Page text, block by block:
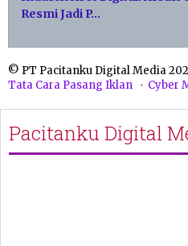
Resmi Jadi P…
© PT Pacitanku Digital Media
Tata Cara Pasang Iklan
Cyber
Pacitanku Digital